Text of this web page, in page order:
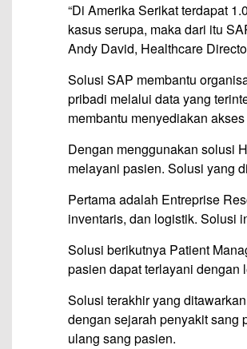
“Di Amerika Serikat terdapat
kasus serupa, maka dari itu
Andy David, Healthcare
Solusi SAP membantu
pribadi melalui data yang
membantu menyediakan
Dengan menggunakan solusi
melayani pasien. Solusi yang
Pertama adalah Entreprise
inventaris, dan logistik. Solusi
Solusi berikutnya Patient
pasien dapat terlayani dengan
Solusi terakhir yang
dengan sejarah penyakit sang
ulang sang pasien.